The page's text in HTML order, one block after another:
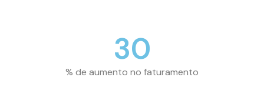
% de aumento no faturamento
30